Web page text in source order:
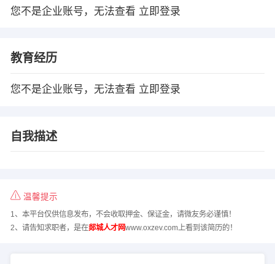
您不是企业账号，无法查看 立即登录
教育经历
您不是企业账号，无法查看 立即登录
自我描述
温馨提示
1、本平台仅供信息发布，不会收取押金、保证金，请微友务必谨慎！
2、请告知求职者，是在郯城人才网www.oxzev.com上看到该简历的！